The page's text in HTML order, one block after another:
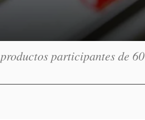
participantes de 60